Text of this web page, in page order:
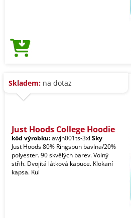
Skladem: na dotaz
Just Hoods College Hoodie
kód výrobku:awjh001ts-3xl Sky
Just Hoods 80% Ringspun bavlna/20%
polyester. 90 skvělých barev. Volný
střih. Dvojitá látková kapuce. Klokaní
kapsa. Kul